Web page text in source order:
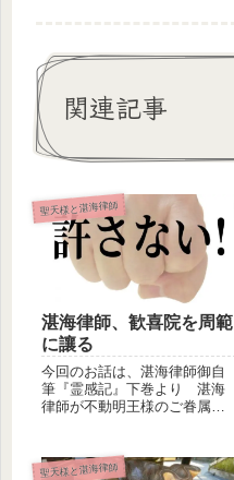
関連記事
聖天様と湛海律師
湛海律師、歓喜院を周範
に讓る
今回のお話は、湛海律師御自
筆『霊感記』下巻より 湛海
律師が不動明王様のご眷属に
聖天様と湛海律師